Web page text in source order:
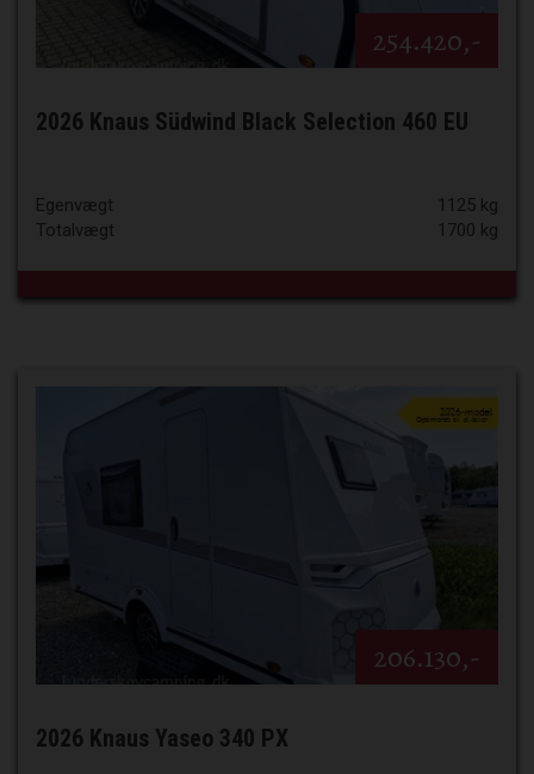
254.420,-
2026 Knaus Südwind Black Selection 460 EU
Egenvægt
1125 kg
Totalvægt
1700 kg
206.130,-
2026 Knaus Yaseo 340 PX